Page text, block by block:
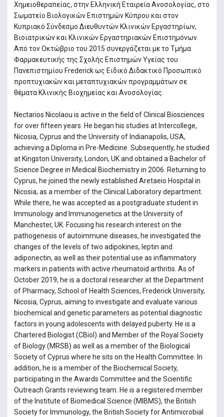
Χημειοθεραπείας, στην Ελληνική Εταιρεία Ανοσολογίας, στο
Σωματείο Βιολογικών Επιστημών Κύπρου και στον
Κυπριακό Σύνδεσμο Διευθυντών Κλινικών Εργαστηρίων,
Βιοϊατρικών και Κλινικών Εργαστηριακών Επιστημόνων.
Από τον Οκτώβριο του 2015 συνεργάζεται με το Τμήμα
Φαρμακευτικής της Σχολής Επιστημών Υγείας του
Πανεπιστημίου Frederick ως Ειδικό Διδακτικό Προσωπικό
προπτυχιακών και μεταπτυχιακών προγραμμάτων σε
θέματα Κλινικής Βιοχημείας και Ανοσολογίας.
Nectarios Nicolaou is active in the field of Clinical Biosciences
for over fifteen years. He began his studies at Intercollege,
Nicosia, Cyprus and the University of Indianapolis, USA,
achieving a Diploma in Pre-Medicine. Subsequently, he studied
at Kingston University, London, UK and obtained a Bachelor of
Science Degree in Medical Biochemistry in 2006. Returning to
Cyprus, he joined the newly established Aretaeio Hospital in
Nicosia, as a member of the Clinical Laboratory department.
While there, he was accepted as a postgraduate student in
Immunology and Immunogenetics at the University of
Manchester, UK. Focusing his research interest on the
pathogenesis of autoimmune diseases, he investigated the
changes of the levels of two adipokines, leptin and
adiponectin, as well as their potential use as inflammatory
markers in patients with active rheumatoid arthritis. As of
October 2019, he is a doctoral researcher at the Department
of Pharmacy, School of Health Sciences, Frederick University,
Nicosia, Cyprus, aiming to investigate and evaluate various
biochemical and genetic parameters as potential diagnostic
factors in young adolescents with delayed puberty. He is a
Chartered Biologist (CBiol) and Member of the Royal Society
of Biology (MRSB) as well as a member of the Biological
Society of Cyprus where he sits on the Health Committee. In
addition, he is a member of the Biochemical Society,
participating in the Awards Committee and the Scientific
Outreach Grants reviewing team. He is a registered member
of the Institute of Biomedical Science (MIBMS), the British
Society for Immunology, the British Society for Antimicrobial